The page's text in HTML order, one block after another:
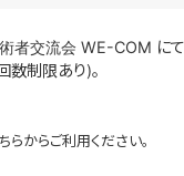
者交流会 WE-COM に
数制限あり)。
からご利用ください。